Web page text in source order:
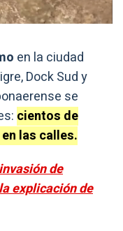
en la ciudad
Dock Sud y
se
cientos de
las calles.
de
explicación de